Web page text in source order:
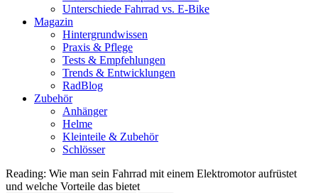
Unterschiede Fahrrad vs. E-Bike
Magazin
Hintergrundwissen
Praxis & Pflege
Tests & Empfehlungen
Trends & Entwicklungen
RadBlog
Zubehör
Anhänger
Helme
Kleinteile & Zubehör
Schlösser
Reading: Wie man sein Fahrrad mit einem Elektromotor aufrüstet
und welche Vorteile das bietet